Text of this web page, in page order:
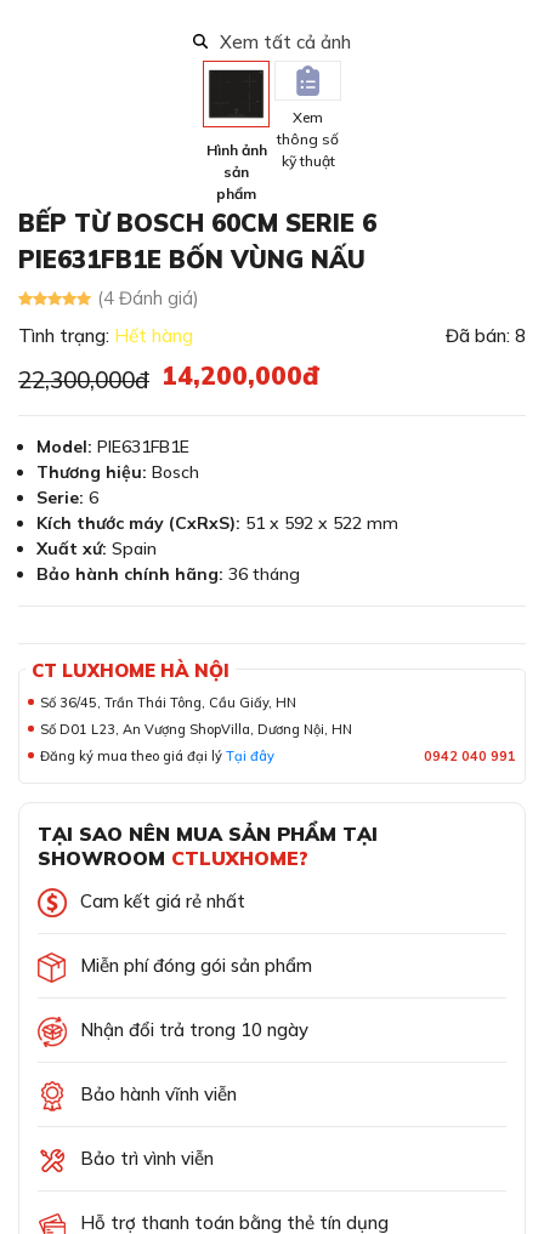
Xem tất cả ảnh
Hình ảnh
sản
phẩm
Xem
thông số
kỹ thuật
BẾP TỪ BOSCH 60CM SERIE 6
PIE631FB1E BỐN VÙNG NẤU
(4 Đánh giá)
Tình trạng: Hết hàng Đã bán: 8
22,300,000đ 14,200,000đ
Model: PIE631FB1E
Thương hiệu: Bosch
Serie: 6
Kích thước máy (CxRxS): 51 x 592 x 522 mm
Xuất xứ: Spain
Bảo hành chính hãng: 36 tháng
CT LUXHOME HÀ NỘI
Số 36/45, Trần Thái Tông, Cầu Giấy, HN
Số D01 L23, An Vượng ShopVilla, Dương Nội, HN
Đăng ký mua theo giá đại lý Tại đây 0942 040 991
TẠI SAO NÊN MUA SẢN PHẨM TẠI
SHOWROOM CTLUXHOME?
Cam kết giá rẻ nhất
Miễn phí đóng gói sản phẩm
Nhận đổi trả trong 10 ngày
Bảo hành vĩnh viễn
Bảo trì vình viễn
Hỗ trợ thanh toán bằng thẻ tín dụng